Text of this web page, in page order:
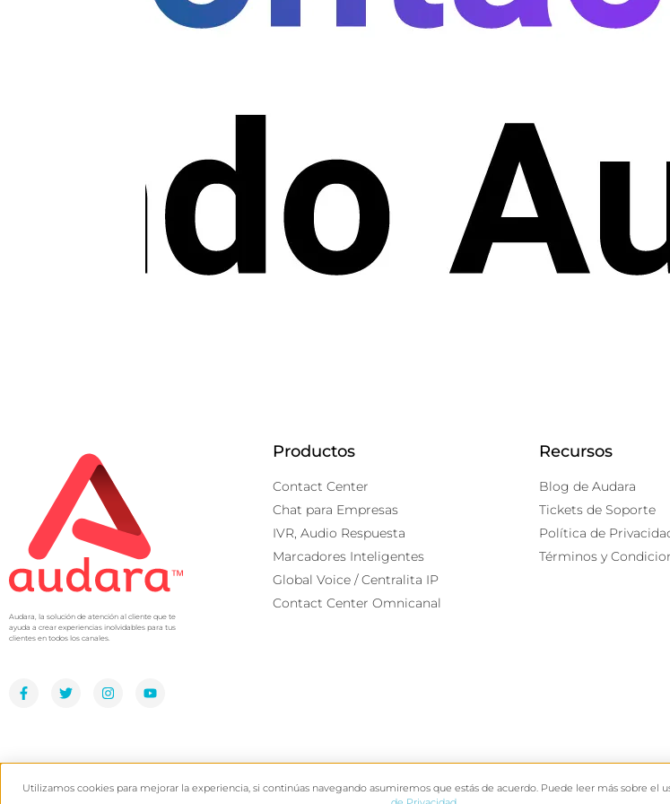
Audara, la solución de atención al cliente que te
ayuda a crear experiencias inolvidables para tus
clientes en todos los canales.
Productos
Contact Center
Chat para Empresas
IVR, Audio Respuesta
Marcadores Inteligentes
Global Voice / Centralita IP
Contact Center Omnicanal
Recursos
Blog de Audara
Tickets de Soporte
Política de
Términos y
Utilizamos cookies para mejorar la experiencia, si continúas navegando asumiremos que estás de acuerdo. Puede leer más sobre el